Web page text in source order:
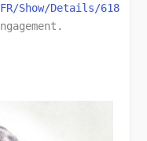
Show/Details/618